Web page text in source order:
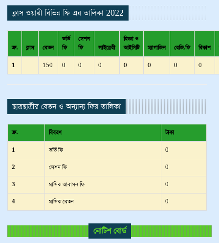
ক্লাস ওয়ারী বিভিন্ন ফি এর তালিকা 2022
ক্র. ক্লাস বেতন
ভর্তি
ফি
সেশন
ফি
লাইব্রেরী
বিজ্ঞা ও
আইসিটি
ম্যাগাজিন রেজি.ফি বিকাশ
1 150 0 0 0 0 0 0 0
ছাত্রছাত্রীর বেতন ও অন্যান্য ফির তালিকা
ক্র. বিবরণ টাকা
1 ভর্তি ফি 0
2 সেশন ফি 0
3 মাসিক আবাসন ফি 0
4 মাসিক বেতন 0
নোটিশ বোর্ড